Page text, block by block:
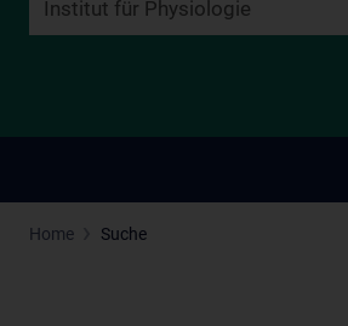
Home Suche